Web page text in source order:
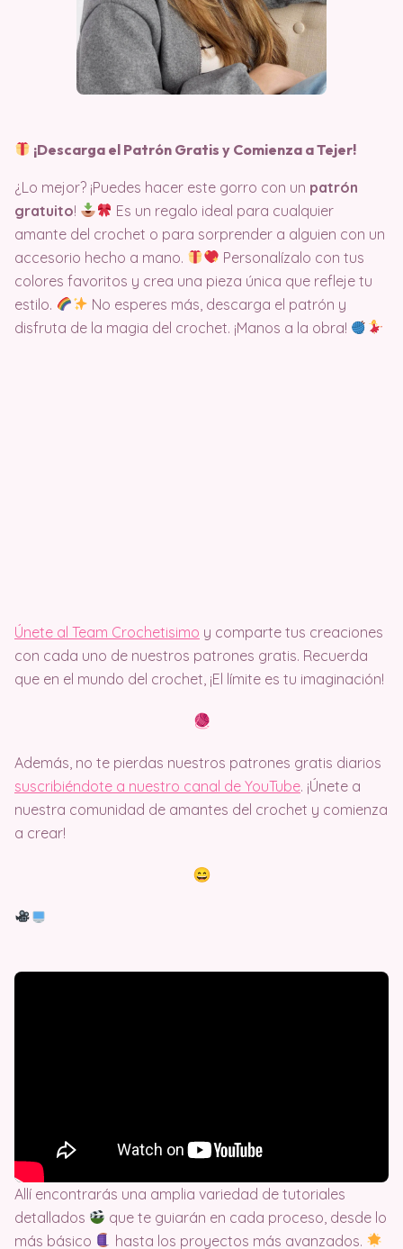
¡Descarga el Patrón Gratis y Comienza a Tejer!
¿Lo mejor? ¡Puedes hacer este gorro con un patrón
gratuito!
Es un regalo ideal para cualquier
amante del crochet o para sorprender a alguien con un
accesorio hecho a mano.
Personalízalo con tus
colores favoritos y crea una pieza única que refleje tu
estilo.
No esperes más, descarga el patrón y
disfruta de la magia del crochet. ¡Manos a la obra!
Únete al Team Crochetisimo y comparte tus creaciones
con cada uno de nuestros patrones gratis. Recuerda
que en el mundo del crochet, ¡El límite es tu imaginación!
Además, no te pierdas nuestros patrones gratis diarios
suscribiéndote a nuestro canal de YouTube. ¡Únete a
nuestra comunidad de amantes del crochet y comienza
a crear!
Allí encontrarás una amplia variedad de tutoriales
detallados
que te guiarán en cada proceso, desde lo
más básico
hasta los proyectos más avanzados.